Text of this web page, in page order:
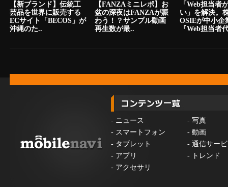
【新ブランド】伝統工
芸品を世界に販売する
ECサイト「BECOS」が
沖縄のた..
【FANZAミニレポ】お
盆の深夜はFANZAが賑
わう！？サンプル動画
再生数が最..
「Web担当者
い」を解決。
OSIEが中小企
『Web担当者
- ニュース - 写真
- スマートフォン - 動画
- タブレット - 通信サー
- アプリ -
トレンド
- アクセサリ